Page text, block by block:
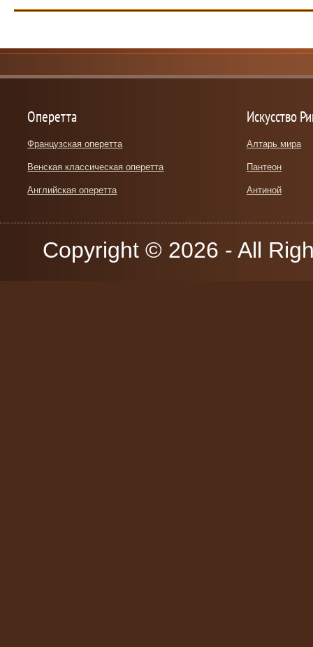
Оперетта
Французская оперетта
Венская классическая оперетта
Английская оперетта
Искусство
Алтарь мира
Пантеон
Антиной
Copyright © 2026 - All